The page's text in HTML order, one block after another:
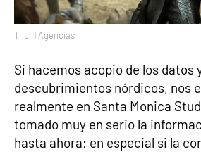
Thor | Agencias
Si hacemos acopio de los datos
descubrimientos nórdicos, nos
realmente en Santa Monica
tomado muy en serio la
hasta ahora; en especial si la